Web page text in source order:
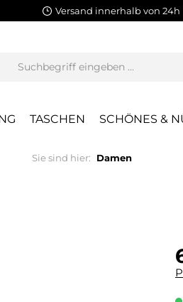
Versand innerhalb von 24h
TASCHEN SCHÖNES &
Sie sind hier: Damen